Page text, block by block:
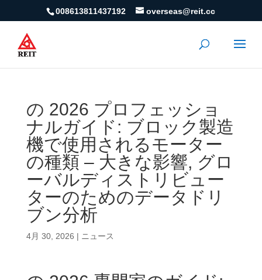
008613811437192 overseas@reit.cc
の 2026 プロフェッショ
ナルガイド: ブロック製造
機で使用されるモーター
の種類 – 大きな影響, グロ
ーバルディストリビュー
ターのためのデータドリ
ブン分析
4月 30, 2026 | ニュース